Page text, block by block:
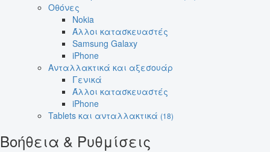
Οθόνες
Nokia
Άλλοι κατασκευαστές
Samsung Galaxy
iPhone
Ανταλλακτικά και αξεσουάρ
Γενικά
Άλλοι κατασκευαστές
iPhone
Tablets και ανταλλακτικά (18)
Βοήθεια & Ρυθμίσεις